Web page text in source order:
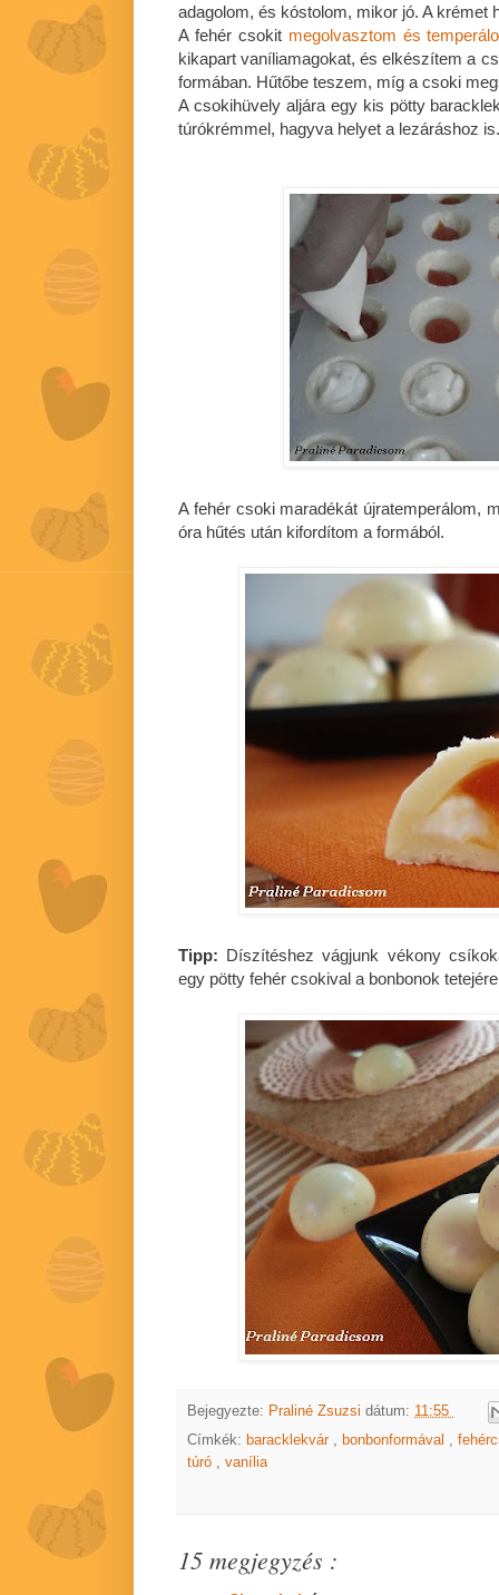
adagolom, és kóstolom, mikor jó. A krémet
A fehér csokit megolvasztom és
kikapart vaníliamagokat, és elkészítem a
formában. Hűtőbe teszem, míg a csoki
A csokihüvely aljára egy kis pötty
túrókrémmel, hagyva helyet a lezáráshoz is.
A fehér csoki maradékát újratemperálom,
óra hűtés után kifordítom a formából.
Tipp: Díszítéshez vágjunk vékony
egy pötty fehér csokival a bonbonok
Bejegyezte: Praliné Zsuzsi dátum: 11:55
Címkék: baracklekvár , bonbonformával ,
túró , vanília
15 megjegyzés :